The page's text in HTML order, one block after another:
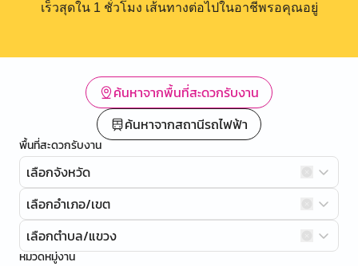
เร็วสุดใน 1 ชั่วโมง เส้นทางต่อไปในอาชีพรอคุณอยู่
ค้นหาจากพื้นที่สะดวกรับงาน
ค้นหาจากสถานีรถไฟฟ้า
พื้นที่สะดวกรับงาน
เลือกจังหวัด
เลือกอำเภอ/เขต
เลือกตำบล/แขวง
หมวดหมู่งาน